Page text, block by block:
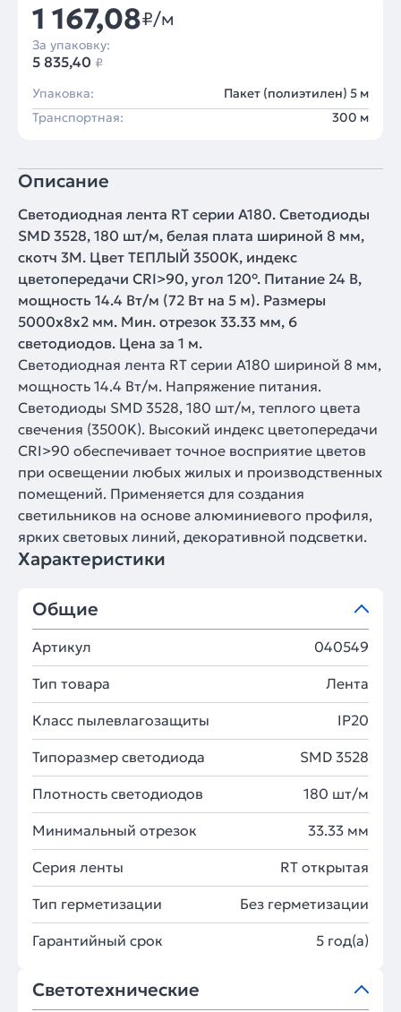
1 167,08₽/м
За упаковку:
5 835,40 ₽
Упаковка:
Пакет (полиэтилен) 5 м
Транспортная:
300 м
Описание
Светодиодная лента RT серии A180. Светодиоды
SMD 3528, 180 шт/м, белая плата шириной 8 мм,
скотч 3M. Цвет ТЕПЛЫЙ 3500K, индекс
цветопередачи CRI>90, угол 120°. Питание 24 В,
мощность 14.4 Вт/м (72 Вт на 5 м). Размеры
5000x8x2 мм. Мин. отрезок 33.33 мм, 6
светодиодов. Цена за 1 м.
Светодиодная лента RT серии A180 шириной 8 мм,
мощность 14.4 Вт/м. Напряжение питания.
Светодиоды SMD 3528, 180 шт/м, теплого цвета
свечения (3500K). Высокий индекс цветопередачи
CRI>90 обеспечивает точное восприятие цветов
при освещении любых жилых и производственных
помещений. Применяется для создания
светильников на основе алюминиевого профиля,
ярких световых линий, декоративной подсветки.
Характеристики
Общие
Артикул 040549
Тип товара Лента
Класс пылевлагозащиты IP20
Типоразмер светодиода SMD 3528
Плотность светодиодов 180 шт/м
Минимальный отрезок 33.33 мм
Серия ленты RT открытая
Тип герметизации Без герметизации
Гарантийный срок 5 год(а)
Светотехнические